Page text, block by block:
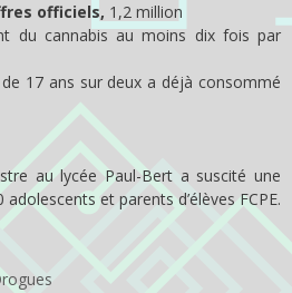
officiels, 1,2 million
du cannabis au moins dix fois par
17 ans sur deux a déjà consommé
au lycée Paul-Bert a suscité une
et parents d’élèves FCPE.